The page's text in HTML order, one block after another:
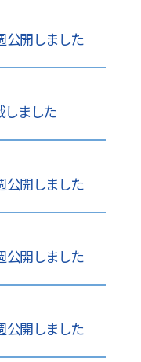
公開しました
しました
公開しました
公開しました
公開しました